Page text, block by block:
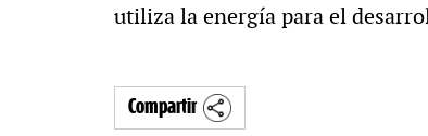
utiliza la energía para el
Compartir